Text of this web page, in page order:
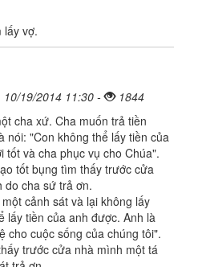
lấy vợ.
10/19/2014 11:30 -
1844
cha xứ. Cha muốn trả tiền
nói: "Con không thể lấy tiền của
và cha phục vụ cho Chúa".
tốt bụng tìm thấy trước cửa
do cha sứ trả ơn.
cảnh sát và lại không lấy
lấy tiền của anh được. Anh là
cho cuộc sống của chúng tôi".
trước cửa nhà mình một tá